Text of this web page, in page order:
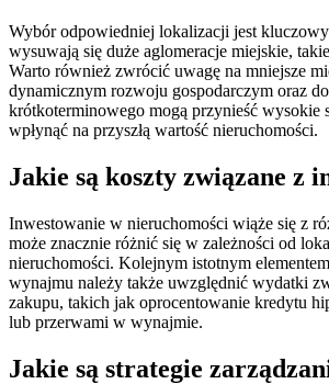
Wybór odpowiedniej lokalizacji jest
wysuwają się duże aglomeracje miejskie,
Warto również zwrócić uwagę na mniejsze
dynamicznym rozwoju gospodarczym oraz
krótkoterminowego mogą przynieść wysokie
wpłynąć na przyszłą wartość nieruchomości.
Jakie są koszty związane z
Inwestowanie w nieruchomości wiąże się z
może znacznie różnić się w zależności od
nieruchomości. Kolejnym istotnym
wynajmu należy także uwzględnić wydatki
zakupu, takich jak oprocentowanie kredytu
lub przerwami w wynajmie.
Jakie są strategie